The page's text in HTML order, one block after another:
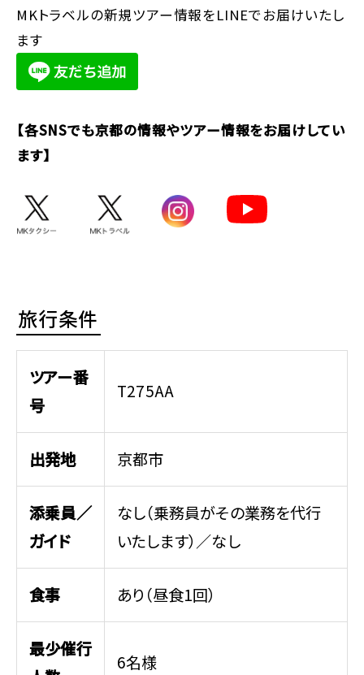
MKトラベルの新規ツアー情報をLINEでお届けいたし
ます
【各SNSでも京都の情報やツアー情報をお届けしてい
ます】
旅行条件
ツアー番
号
T275AA
出発地 京都市
添乗員／
ガイド
なし（乗務員がその業務を代行
いたします）／なし
食事 あり（昼食1回）
最少催行
6名様